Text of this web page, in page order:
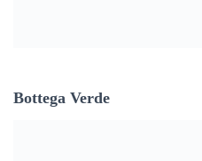
Bottega Verde